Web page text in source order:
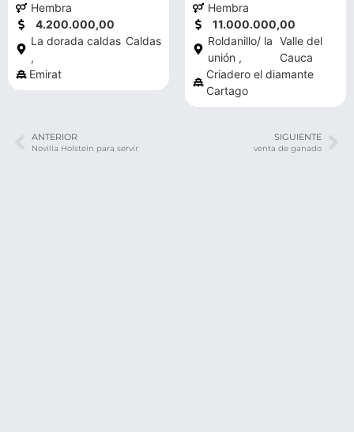
Hembra
4.200.000,00
La dorada caldas
,
Caldas
Emirat
Hembra
11.000.000,00
Roldanillo/ la
unión ,
Valle del
Cauca
Criadero el diamante
Cartago
ANTERIOR
Novilla Holstein para servir
SIGUIENTE
venta de ganado